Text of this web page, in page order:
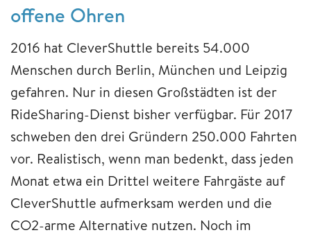
offene Ohren
2016 hat CleverShuttle bereits 54.000
Menschen durch Berlin, München und Leipzig
gefahren. Nur in diesen Großstädten ist der
RideSharing-Dienst bisher verfügbar. Für 2017
schweben den drei Gründern 250.000 Fahrten
vor. Realistisch, wenn man bedenkt, dass jeden
Monat etwa ein Drittel weitere Fahrgäste auf
CleverShuttle aufmerksam werden und die
CO2-arme Alternative nutzen. Noch im